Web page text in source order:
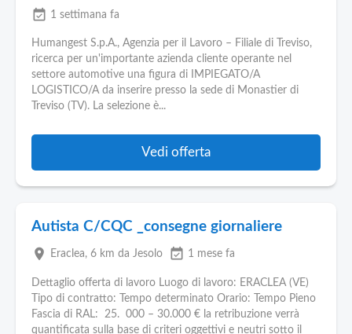
event_available 1 settimana fa
Humangest S.p.A., Agenzia per il Lavoro – Filiale di Treviso,
ricerca per un'importante azienda cliente operante nel
settore automotive una figura di IMPIEGATO/A
LOGISTICO/A da inserire presso la sede di Monastier di
Treviso (TV). La selezione è...
Vedi offerta
Autista C/CQC _consegne giornaliere
place Eraclea, 6 km da Jesolo event_available 1 mese fa
Dettaglio offerta di lavoro Luogo di lavoro: ERACLEA (VE)
Tipo di contratto: Tempo determinato Orario: Tempo Pieno
Fascia di RAL: 25. 000 – 30.000 € la retribuzione verrà
quantificata sulla base di criteri oggettivi e neutri sotto il